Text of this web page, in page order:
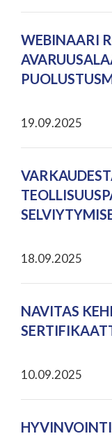
WEBINAARI
19.09.2025
18.09.2025
NAVITAS
10.09.2025